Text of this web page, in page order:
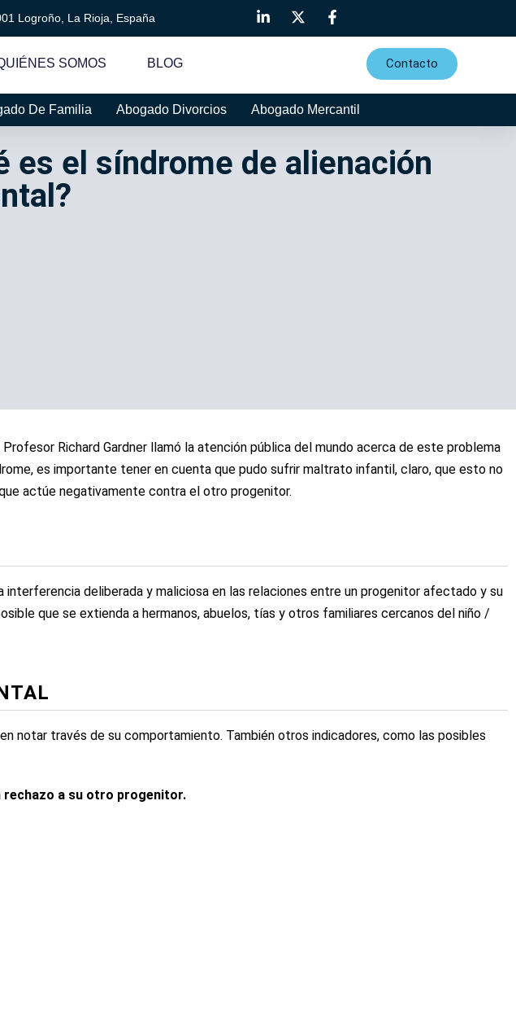
Logroño, La Rioja, España
SOMOS BLOG Contacto
De Familia Abogado Divorcios Abogado Mercantil
es el síndrome de alienación
Richard Gardner llamó la atención pública del mundo acerca de este problema
es importante tener en cuenta que pudo sufrir maltrato infantil, claro, que esto no
actúe negativamente contra el otro progenitor.
interferencia deliberada y maliciosa en las relaciones entre un progenitor afectado y su
que se extienda a hermanos, abuelos, tías y otros familiares cercanos del niño /
notar través de su comportamiento. También otros indicadores, como las posibles
rechazo a su otro progenitor.